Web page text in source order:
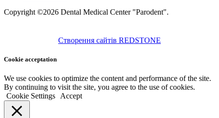
Copyright ©2026 Dental Medical Center "Parodent".
Створення сайтів REDSTONE
Cookie acceptation
We use cookies to optimize the content and performance of the site.
By continuing to visit the site, you agree to the use of cookies.
Cookie Settings
Accept